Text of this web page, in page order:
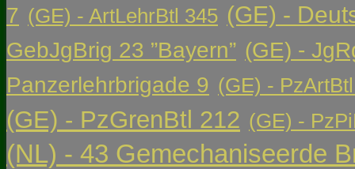
7 (GE) - ArtLehrBtl 345 (GE) -
GebJgBrig 23 ”Bayern” (GE) -
Panzerlehrbrigade 9 (GE) -
(GE) - PzGrenBtl 212 (GE) -
(NL) - 43 Gemechaniseerde